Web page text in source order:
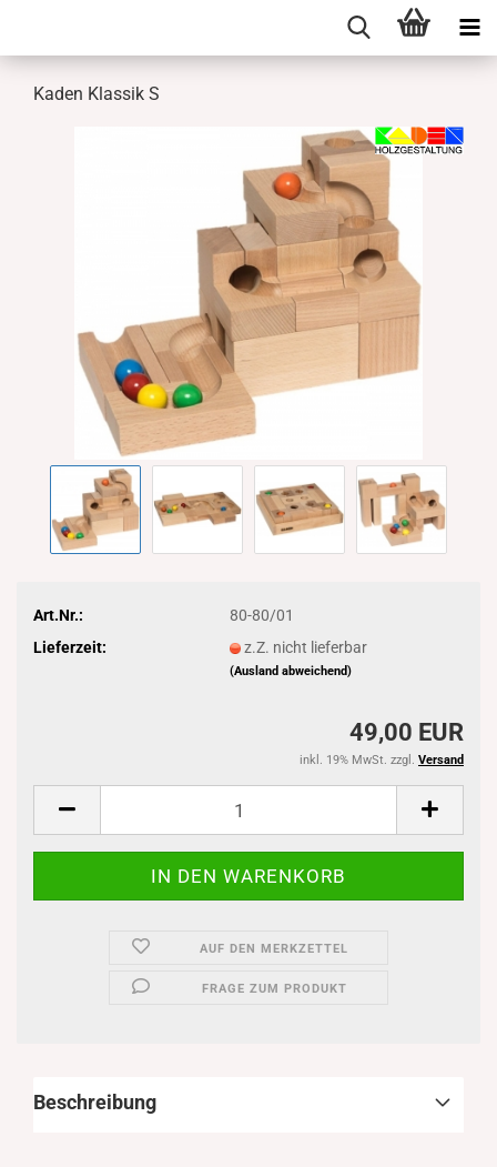
Kaden Klassik S
Art.Nr.:
80-80/01
Lieferzeit:
z.Z. nicht lieferbar
(Ausland abweichend)
49,00 EUR
inkl. 19% MwSt. zzgl. Versand
AUF DEN MERKZETTEL
FRAGE ZUM PRODUKT
Beschreibung